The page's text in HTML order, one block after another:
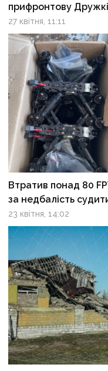
прифронтову
27 квітня, 11:11
Втратив понад 80
за недбалість
23 квітня, 14:02